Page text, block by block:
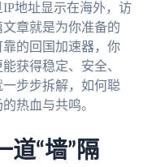
地址显示在海外，访
章就是为你准备的
的回国加速器，你
获得稳定、安全、
步步拆解，如何聪
热血与共鸣。
道“墙”隔